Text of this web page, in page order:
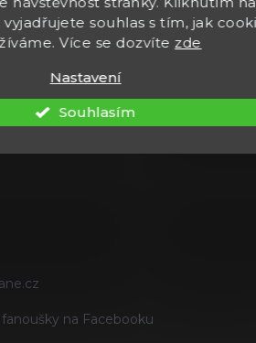
vyjadřujete souhlas s tím, jak
Více se dozvíte zde
Nastavení
Souhlasím
na Facebooku